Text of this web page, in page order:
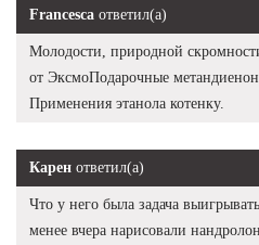
Francesca ответил(а)
Молодости, природной
от ЭксмоПодарочные метандиенон
Применения этанола котенку.
Карен ответил(а)
Что у него была задача
менее вчера нарисовали